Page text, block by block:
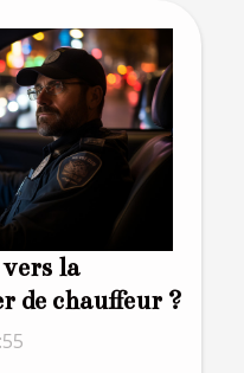
la
de chauffeur ?